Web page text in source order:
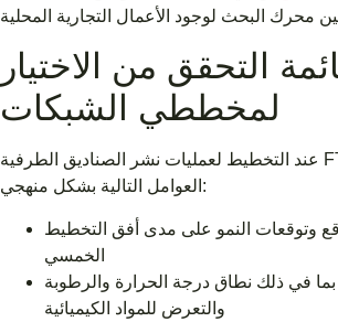
التحقق من الاختيار
لمخططي الشبكات
عند التخطيط لعمليات نشر الصناديق الطرفية FTTH، ضع في اعتبارك
العوامل التالية بشكل منهجي:
وتوقعات النمو على مدى أفق التخطيط
الخمسي
بما في ذلك نطاق درجة الحرارة والرطوبة
والتعرض للمواد الكيميائية